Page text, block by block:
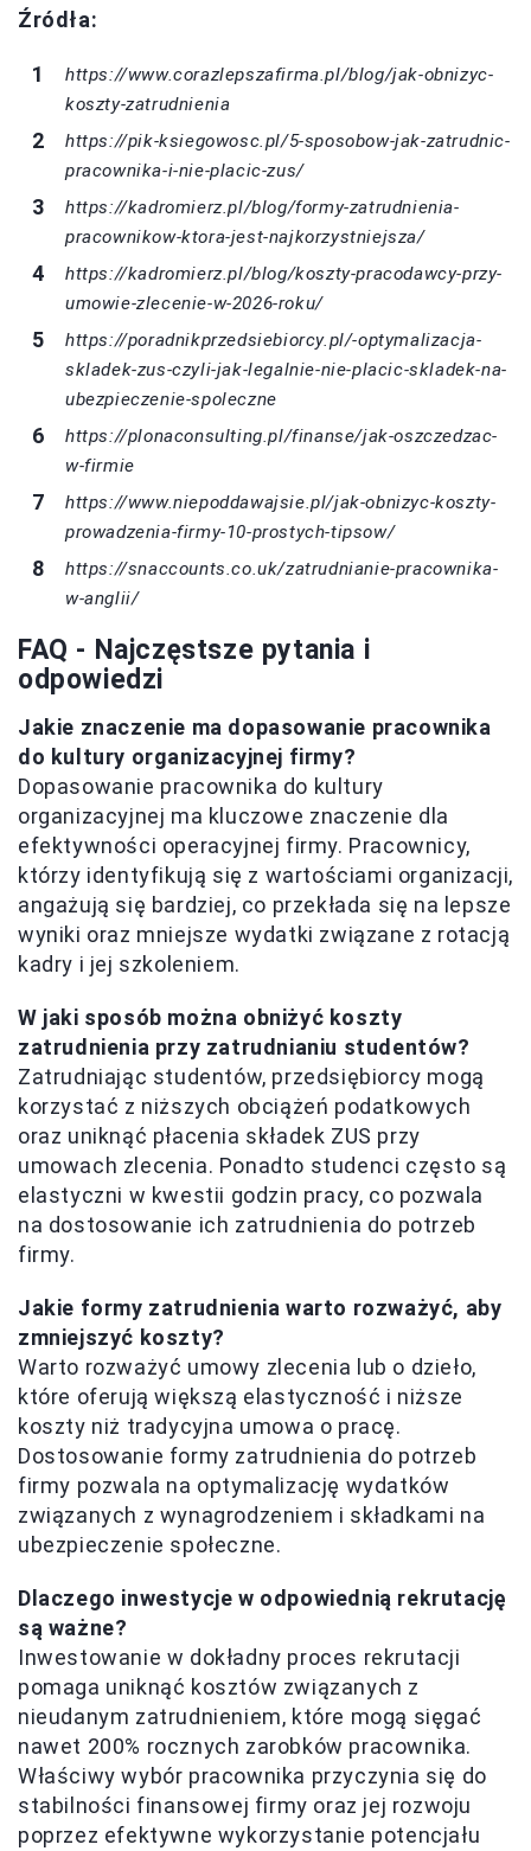
Źródła:
https://www.corazlepszafirma.pl/blog/jak-obnizyc-
koszty-zatrudnienia
https://pik-ksiegowosc.pl/5-sposobow-jak-zatrudnic-
pracownika-i-nie-placic-zus/
https://kadromierz.pl/blog/formy-zatrudnienia-
pracownikow-ktora-jest-najkorzystniejsza/
https://kadromierz.pl/blog/koszty-pracodawcy-przy-
umowie-zlecenie-w-2026-roku/
https://poradnikprzedsiebiorcy.pl/-optymalizacja-
skladek-zus-czyli-jak-legalnie-nie-placic-skladek-na-
ubezpieczenie-spoleczne
https://plonaconsulting.pl/finanse/jak-oszczedzac-
w-firmie
https://www.niepoddawajsie.pl/jak-obnizyc-koszty-
prowadzenia-firmy-10-prostych-tipsow/
https://snaccounts.co.uk/zatrudnianie-pracownika-
w-anglii/
FAQ - Najczęstsze pytania i
odpowiedzi
Jakie znaczenie ma dopasowanie pracownika
do kultury organizacyjnej firmy?
Dopasowanie pracownika do kultury
organizacyjnej ma kluczowe znaczenie dla
efektywności operacyjnej firmy. Pracownicy,
którzy identyfikują się z wartościami organizacji,
angażują się bardziej, co przekłada się na lepsze
wyniki oraz mniejsze wydatki związane z rotacją
kadry i jej szkoleniem.
W jaki sposób można obniżyć koszty
zatrudnienia przy zatrudnianiu studentów?
Zatrudniając studentów, przedsiębiorcy mogą
korzystać z niższych obciążeń podatkowych
oraz uniknąć płacenia składek ZUS przy
umowach zlecenia. Ponadto studenci często są
elastyczni w kwestii godzin pracy, co pozwala
na dostosowanie ich zatrudnienia do potrzeb
firmy.
Jakie formy zatrudnienia warto rozważyć, aby
zmniejszyć koszty?
Warto rozważyć umowy zlecenia lub o dzieło,
które oferują większą elastyczność i niższe
koszty niż tradycyjna umowa o pracę.
Dostosowanie formy zatrudnienia do potrzeb
firmy pozwala na optymalizację wydatków
związanych z wynagrodzeniem i składkami na
ubezpieczenie społeczne.
Dlaczego inwestycje w odpowiednią rekrutację
są ważne?
Inwestowanie w dokładny proces rekrutacji
pomaga uniknąć kosztów związanych z
nieudanym zatrudnieniem, które mogą sięgać
nawet 200% rocznych zarobków pracownika.
Właściwy wybór pracownika przyczynia się do
stabilności finansowej firmy oraz jej rozwoju
poprzez efektywne wykorzystanie potencjału